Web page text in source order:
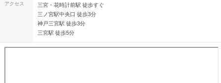
アクセス
三宮・花時計前駅 徒歩すぐ
三ノ宮駅中央口 徒歩3分
神戸三宮駅 徒歩3分
三宮駅 徒歩5分